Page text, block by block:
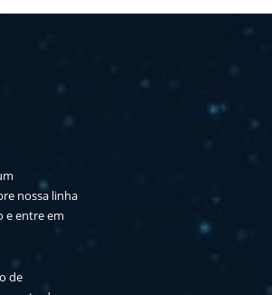
nossa linha
e entre em
de